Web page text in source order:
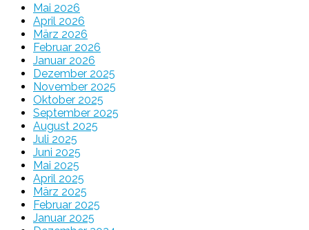
Mai 2026
April 2026
März 2026
Februar 2026
Januar 2026
Dezember 2025
November 2025
Oktober 2025
September 2025
August 2025
Juli 2025
Juni 2025
Mai 2025
April 2025
März 2025
Februar 2025
Januar 2025